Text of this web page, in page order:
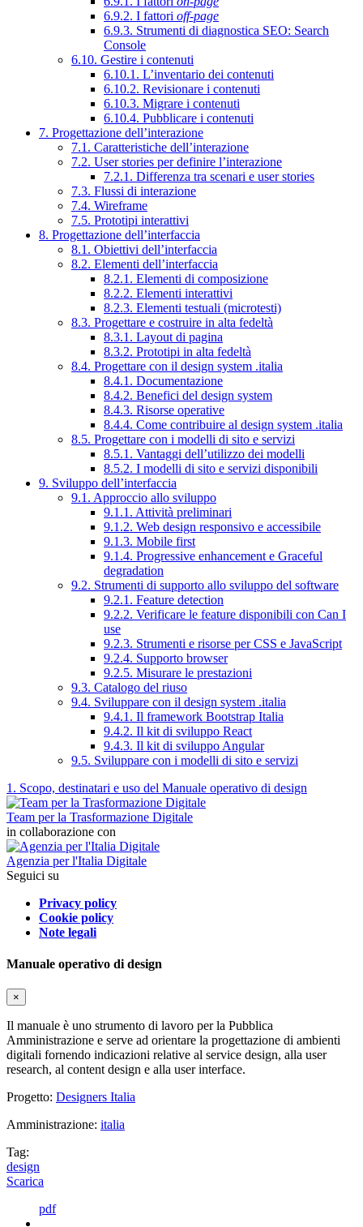
6.9.2. I fattori off-page
6.9.3. Strumenti di diagnostica SEO: Search
Console
6.10. Gestire i contenuti
6.10.1. L’inventario dei contenuti
6.10.2. Revisionare i contenuti
6.10.3. Migrare i contenuti
6.10.4. Pubblicare i contenuti
7. Progettazione dell’interazione
7.1. Caratteristiche dell’interazione
7.2. User stories per definire l’interazione
7.2.1. Differenza tra scenari e user stories
7.3. Flussi di interazione
7.4. Wireframe
7.5. Prototipi interattivi
8. Progettazione dell’interfaccia
8.1. Obiettivi dell’interfaccia
8.2. Elementi dell’interfaccia
8.2.1. Elementi di composizione
8.2.2. Elementi interattivi
8.2.3. Elementi testuali (microtesti)
8.3. Progettare e costruire in alta fedeltà
8.3.1. Layout di pagina
8.3.2. Prototipi in alta fedeltà
8.4. Progettare con il design system .italia
8.4.1. Documentazione
8.4.2. Benefici del design system
8.4.3. Risorse operative
8.4.4. Come contribuire al design system .italia
8.5. Progettare con i modelli di sito e servizi
8.5.1. Vantaggi dell’utilizzo dei modelli
8.5.2. I modelli di sito e servizi disponibili
9. Sviluppo dell’interfaccia
9.1. Approccio allo sviluppo
9.1.1. Attività preliminari
9.1.2. Web design responsivo e accessibile
9.1.3. Mobile first
9.1.4. Progressive enhancement e Graceful
degradation
9.2. Strumenti di supporto allo sviluppo del software
9.2.1. Feature detection
9.2.2. Verificare le feature disponibili con Can I
use
9.2.3. Strumenti e risorse per CSS e JavaScript
9.2.4. Supporto browser
9.2.5. Misurare le prestazioni
9.3. Catalogo del riuso
9.4. Sviluppare con il design system .italia
9.4.1. Il framework Bootstrap Italia
9.4.2. Il kit di sviluppo React
9.4.3. Il kit di sviluppo Angular
9.5. Sviluppare con i modelli di sito e servizi
1. Scopo, destinatari e uso del Manuale operativo di design
Team per la Trasformazione Digitale
in collaborazione con
Agenzia per l'Italia Digitale
Seguici su
Privacy policy
Cookie policy
Note legali
Manuale operativo di design
×
Il manuale è uno strumento di lavoro per la Pubblica
Amministrazione e serve ad orientare la progettazione di ambienti
digitali fornendo indicazioni relative al service design, alla user
research, al content design e alla user interface.
Progetto: Designers Italia
Amministrazione: italia
Tag:
design
Scarica
pdf